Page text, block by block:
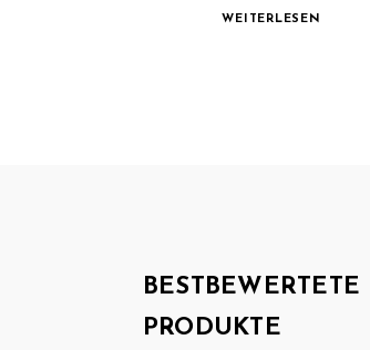
WEITERLESEN
BESTBEWERTETE
PRODUKTE